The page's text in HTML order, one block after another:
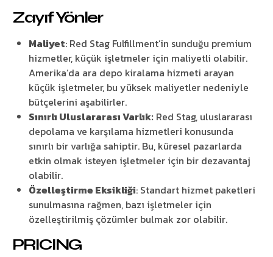
Zayıf Yönler
Maliyet: Red Stag Fulfillment’in sunduğu premium
hizmetler, küçük işletmeler için maliyetli olabilir.
Amerika’da ara depo kiralama hizmeti arayan
küçük işletmeler, bu yüksek maliyetler nedeniyle
bütçelerini aşabilirler.
Sınırlı Uluslararası Varlık: Red Stag, uluslararası
depolama ve karşılama hizmetleri konusunda
sınırlı bir varlığa sahiptir. Bu, küresel pazarlarda
etkin olmak isteyen işletmeler için bir dezavantaj
olabilir.
Özelleştirme Eksikliği: Standart hizmet paketleri
sunulmasına rağmen, bazı işletmeler için
özelleştirilmiş çözümler bulmak zor olabilir.
PRICING